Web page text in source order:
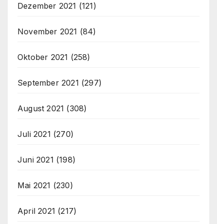
Dezember 2021 (121)
November 2021 (84)
Oktober 2021 (258)
September 2021 (297)
August 2021 (308)
Juli 2021 (270)
Juni 2021 (198)
Mai 2021 (230)
April 2021 (217)